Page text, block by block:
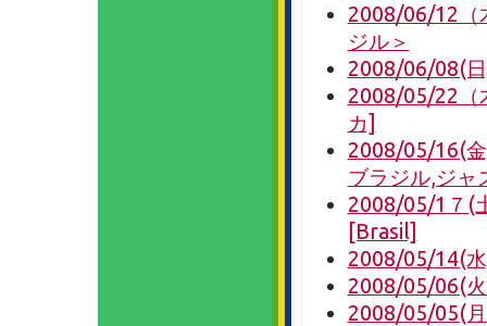
2008/06/12
ジル＞
2008/06/08(
2008/05/22
カ]
2008/05/16(
ブラジル,ジャ
2008/05/1７(
[Brasil]
2008/05/14(
2008/05/06(
2008/05/05(